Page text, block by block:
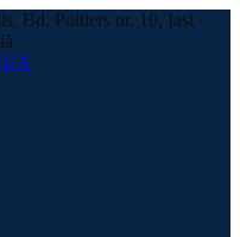
Bd. Poitiers nr. 10, Iași ·
UA